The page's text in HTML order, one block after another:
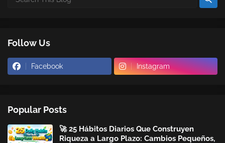
Follow Us
Facebook Instagram
Popular Posts
🚀 25 Hábitos Diarios Que Construyen
Riqueza a Largo Plazo: Cambios Pequeños,